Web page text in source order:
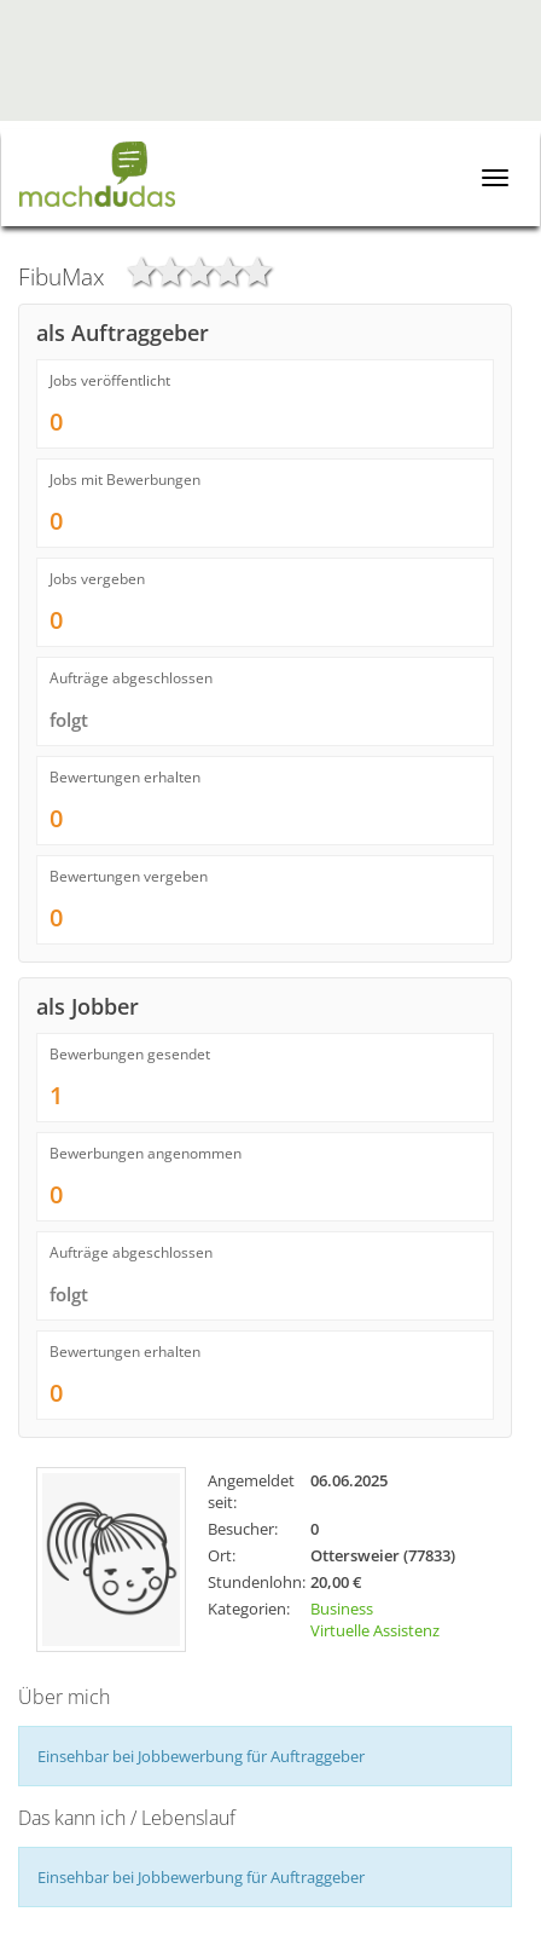
Toggle
FibuMax
als Auftraggeber
Jobs veröffentlicht
0
Jobs mit Bewerbungen
0
Jobs vergeben
0
Aufträge abgeschlossen
folgt
Bewertungen erhalten
0
Bewertungen vergeben
0
als Jobber
Bewerbungen gesendet
1
Bewerbungen angenommen
0
Aufträge abgeschlossen
folgt
Bewertungen erhalten
0
Angemeldet
seit:
06.06.2025
Besucher:
0
Ort:
Ottersweier (77833)
Stundenlohn: 20,00 €
Kategorien:
Business
Virtuelle Assistenz
Über mich
Einsehbar bei Jobbewerbung für Auftraggeber
Das kann ich / Lebenslauf
Einsehbar bei Jobbewerbung für Auftraggeber